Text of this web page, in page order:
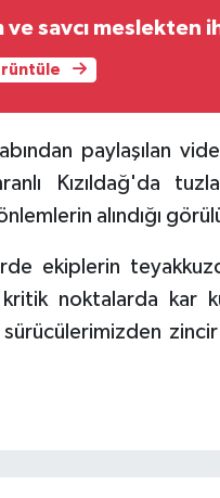
ve savcı meslekten
paylaşılan
Kızıldağ'da
alındığı
ekiplerin
noktalarda kar
sürücülerimizden